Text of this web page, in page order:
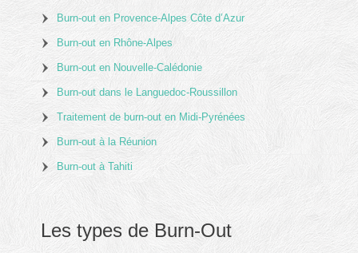
Burn-out en Provence-Alpes Côte d’Azur
Burn-out en Rhône-Alpes
Burn-out en Nouvelle-Calédonie
Burn-out dans le Languedoc-Roussillon
Traitement de burn-out en Midi-Pyrénées
Burn-out à la Réunion
Burn-out à Tahiti
Les types de Burn-Out